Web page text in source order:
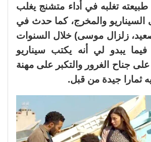
تغلبه في أداء متشنج يغلب
السيناريو والمخرج، كما حدث في
زلزال موسى) خلال السنوات
فيما يبدو لي أنه يكتب سيناريو
جناح الغرور والتكبر على مهنة
ثمارا جيدة من قبل.